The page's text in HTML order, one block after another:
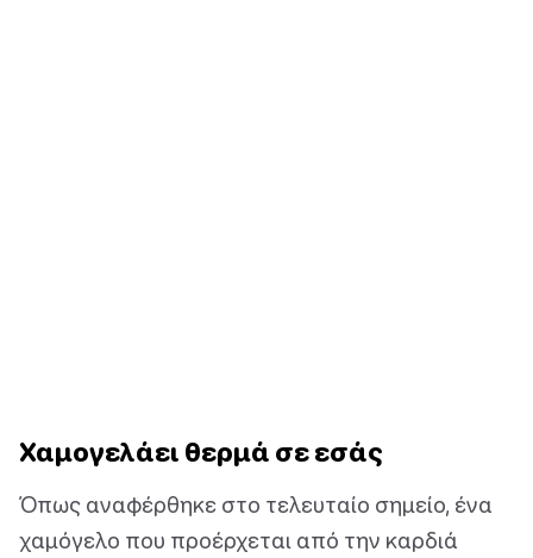
Χαμογελάει θερμά σε εσάς
Όπως αναφέρθηκε στο τελευταίο σημείο, ένα
χαμόγελο που προέρχεται από την καρδιά